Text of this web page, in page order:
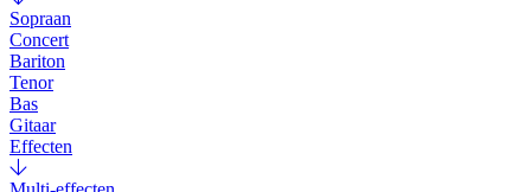
Sopraan
Concert
Bariton
Tenor
Bas
Gitaar
Effecten